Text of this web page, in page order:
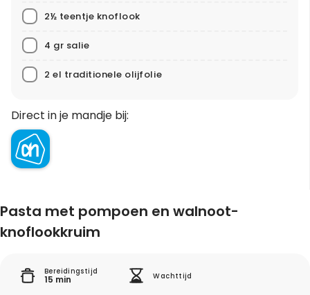
2½ teentje knoflook
4 gr salie
2 el traditionele olijfolie
Direct in je mandje bij:
Pasta met pompoen en walnoot-
knoflookkruim
Bereidingstijd
15 min Wachttijd